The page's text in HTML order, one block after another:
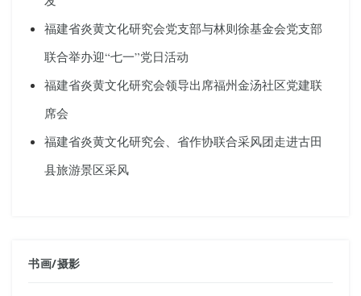
福建省炎黄文化研究会党支部与林则徐基金会党支部
联合举办迎“七一”党日活动
福建省炎黄文化研究会领导出席福州金汤社区党建联
席会
福建省炎黄文化研究会、省作协联合采风团走进古田
县旅游景区采风
书画/摄影